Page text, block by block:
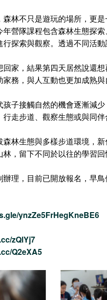
森林不只是遊玩的場所，更
營隊課程包含森林生態探
探索與觀察。透過不同活
回家，結果第四天居然說還想
務，與人互動也更加成熟與
孩子接觸自然的機會逐漸減
走步道、觀察生態或與同
森林生態與多樣步道環境，
，留下不同於以往的學習回
理，目前已開放報名，早鳥
ynzZe5FrHegKneBE6
zQlYj7
Q2eXA5